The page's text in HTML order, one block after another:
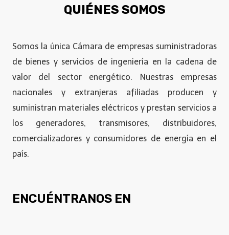
QUIÉNES SOMOS
Somos la única Cámara de empresas suministradoras
de bienes y servicios de ingeniería en la cadena de
valor del sector energético. Nuestras empresas
nacionales y extranjeras afiliadas producen y
suministran materiales eléctricos y prestan servicios a
los generadores, transmisores, distribuidores,
comercializadores y consumidores de energía en el
país.
ENCUÉNTRANOS EN